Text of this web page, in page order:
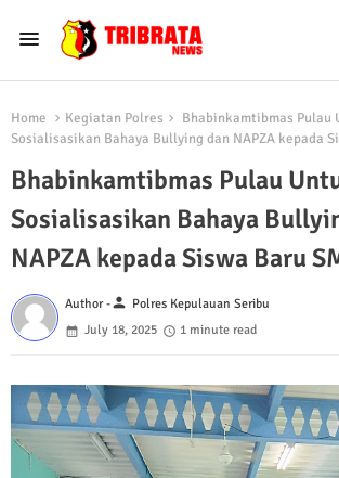
Home Kegiatan Polres
Bhabinkamtibmas Pulau
Sosialisasikan Bahaya Bullying dan NAPZA kepada
Bhabinkamtibmas Pulau
Sosialisasikan Bahaya
NAPZA kepada Siswa Baru
Author -person Polres Kepulauan Seribu
July 18, 2025
1 minute read